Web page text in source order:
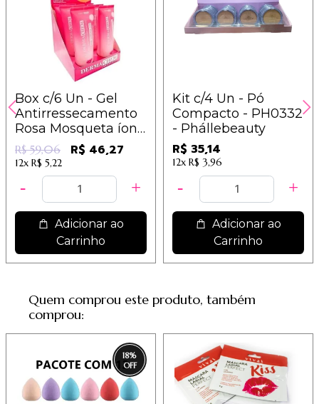
Box c/6 Un - Gel
Antirressecamento
Rosa Mosqueta íons
- Dermachem
R$ 59,06 R$ 46,27
12x R$ 5,22
Adicionar ao
Carrinho
Kit c/4 Un - Pó
Compacto - PH0332
- Phállebeauty
R$ 35,14
12x R$ 3,96
Adicionar ao
Carrinho
Quem comprou este produto, também
comprou:
18%